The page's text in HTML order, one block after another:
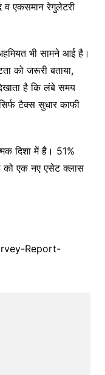
व एकसमान रेगुलेटरी
भी सामने आई है।
को जरूरी बताया,
है कि लंबे समय
टैक्स सुधार काफी
दिशा में है। 51%
को एक नए एसेट क्लास
Report-